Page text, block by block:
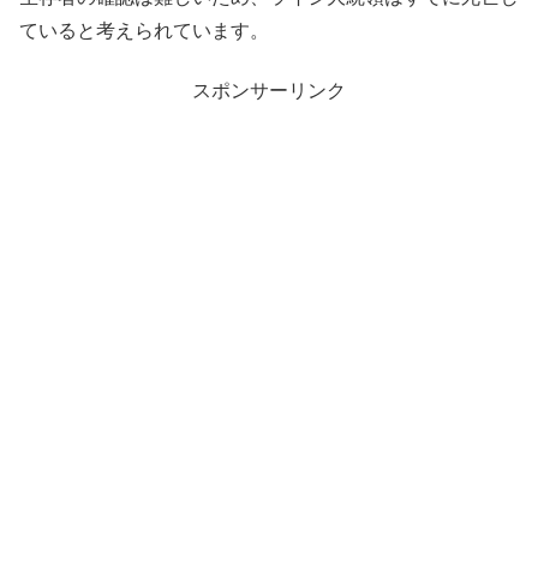
ていると考えられています。
スポンサーリンク